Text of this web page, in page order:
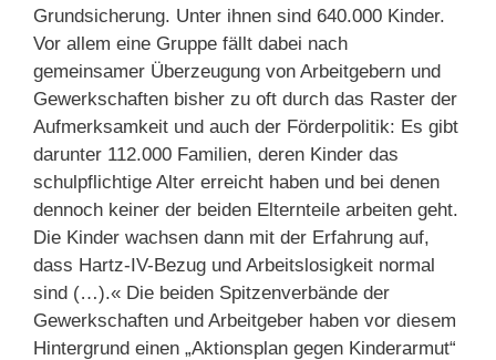
Grundsicherung. Unter ihnen sind 640.000 Kinder.
Vor allem eine Gruppe fällt dabei nach
gemeinsamer Überzeugung von Arbeitgebern und
Gewerkschaften bisher zu oft durch das Raster der
Aufmerksamkeit und auch der Förderpolitik: Es gibt
darunter 112.000 Familien, deren Kinder das
schulpflichtige Alter erreicht haben und bei denen
dennoch keiner der beiden Elternteile arbeiten geht.
Die Kinder wachsen dann mit der Erfahrung auf,
dass Hartz-IV-Bezug und Arbeitslosigkeit normal
sind (…).« Die beiden Spitzenverbände der
Gewerkschaften und Arbeitgeber haben vor diesem
Hintergrund einen „Aktionsplan gegen Kinderarmut“